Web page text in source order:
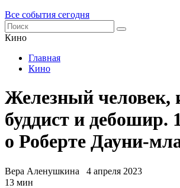
Все события сегодня
Кино
Главная
Кино
Железный человек,
буддист и дебошир.
о Роберте Дауни-
Вера Аленушкина
4 апреля 2023
13 мин